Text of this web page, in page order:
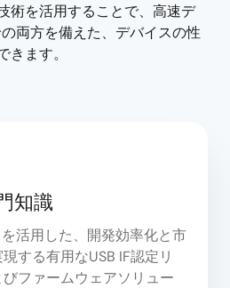
術を活用することで、高速デ
両方を備えた、デバイスの性
ます。
知識
活用した、開発効率化と市
する有用なUSB IF認定リ
ファームウェアソリュー